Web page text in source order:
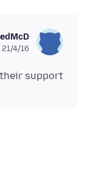
21/4/16 9:21 AM
support.